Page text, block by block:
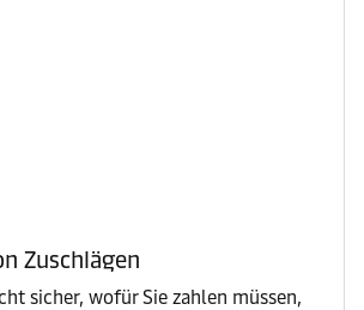
Zuschlägen
sicher, wofür Sie zahlen müssen,